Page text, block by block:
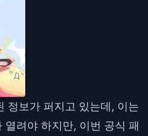
정보가 퍼지고 있는데, 이는
려야 하지만, 이번 공식 패